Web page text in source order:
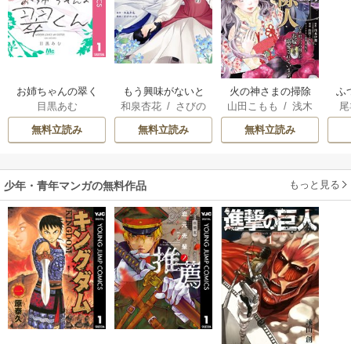
お姉ちゃんの翠く
ん
目黒あむ
無料立読み
もう興味がないと
離婚された令嬢の
意外と楽しい新生
活
和泉杏花 / さびの
ぶち
無料立読み
火の神さまの掃除
人ですが、いつの
間にか花嫁として
溺愛されています
山田こもも /浅木
伊都/SNC
無料立読み
ふ
は
少年・青年マンガの無料作品 もっと見る